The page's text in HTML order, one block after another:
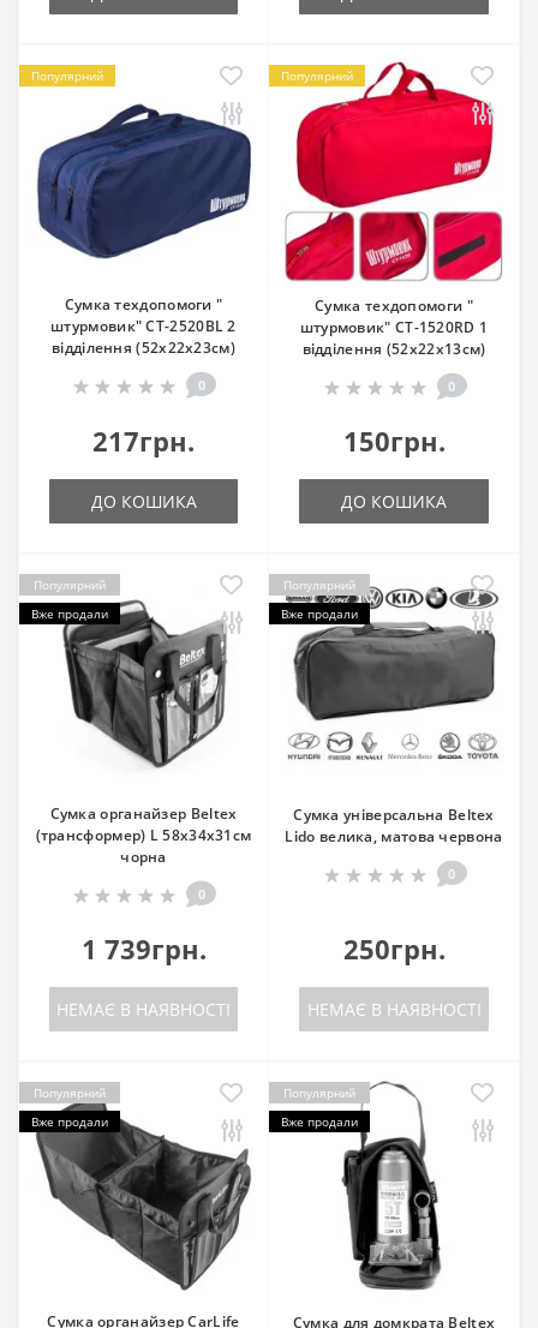
Популярний
Сумка техдопомоги "
штурмовик" СТ-2520BL 2
відділення (52х22х23см)
0
217грн.
ДО КОШИКА
Популярний
Сумка техдопомоги "
штурмовик" СТ-1520RD 1
відділення (52х22х13см)
0
150грн.
ДО КОШИКА
Популярний
Вже продали
Сумка органайзер Beltex
(трансформер) L 58х34х31см
чорна
0
1 739грн.
НЕМАЄ В НАЯВНОСТІ
Популярний
Вже продали
Сумка універсальна Beltex
Lido велика, матова червона
0
250грн.
НЕМАЄ В НАЯВНОСТІ
Популярний
Вже продали
Сумка органайзер CarLife
Популярний
Вже продали
Сумка для домкрата Beltex